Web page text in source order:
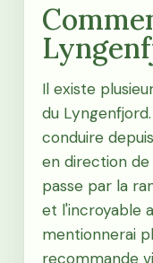
Il existe
du
conduire
en direction de
passe par la
et l'incroyable
mentionnerai
recommande